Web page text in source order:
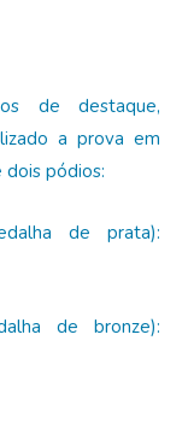
de destaque,
a prova em
dois pódios:
de prata):
de bronze):